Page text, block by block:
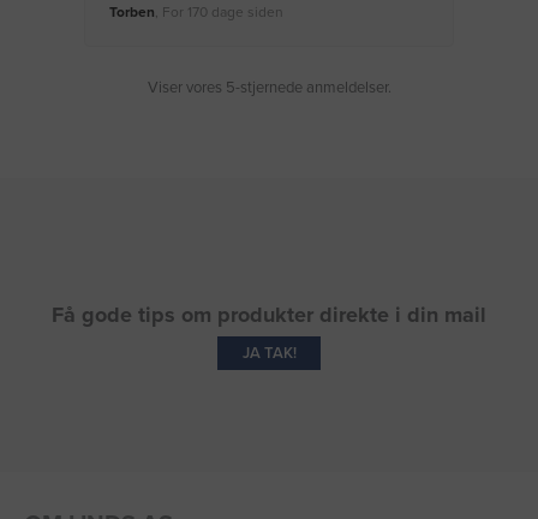
Torben , For 170 dage siden
Viser vores 5-stjernede anmeldelser.
Få gode tips om produkter direkte i din mail
JA TAK!